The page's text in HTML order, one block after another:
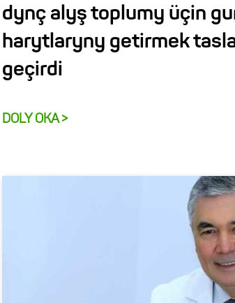
dynç alyş toplumy üçin
harytlaryny getirmek
geçirdi
DOLY OKA >